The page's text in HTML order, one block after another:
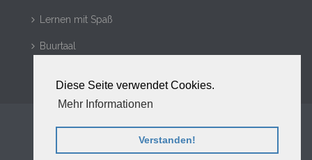
Diese Seite verwendet Cookies.
Mehr Informationen
Verstanden!
Lernen mit Spaß
Buurtaal
Werben